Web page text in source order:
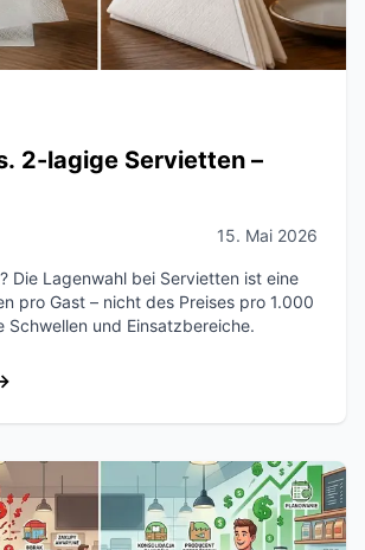
2-lagige Servietten –
15. Mai 2026
Die Lagenwahl bei Servietten ist eine
pro Gast – nicht des Preises pro 1.000
Schwellen und Einsatzbereiche.